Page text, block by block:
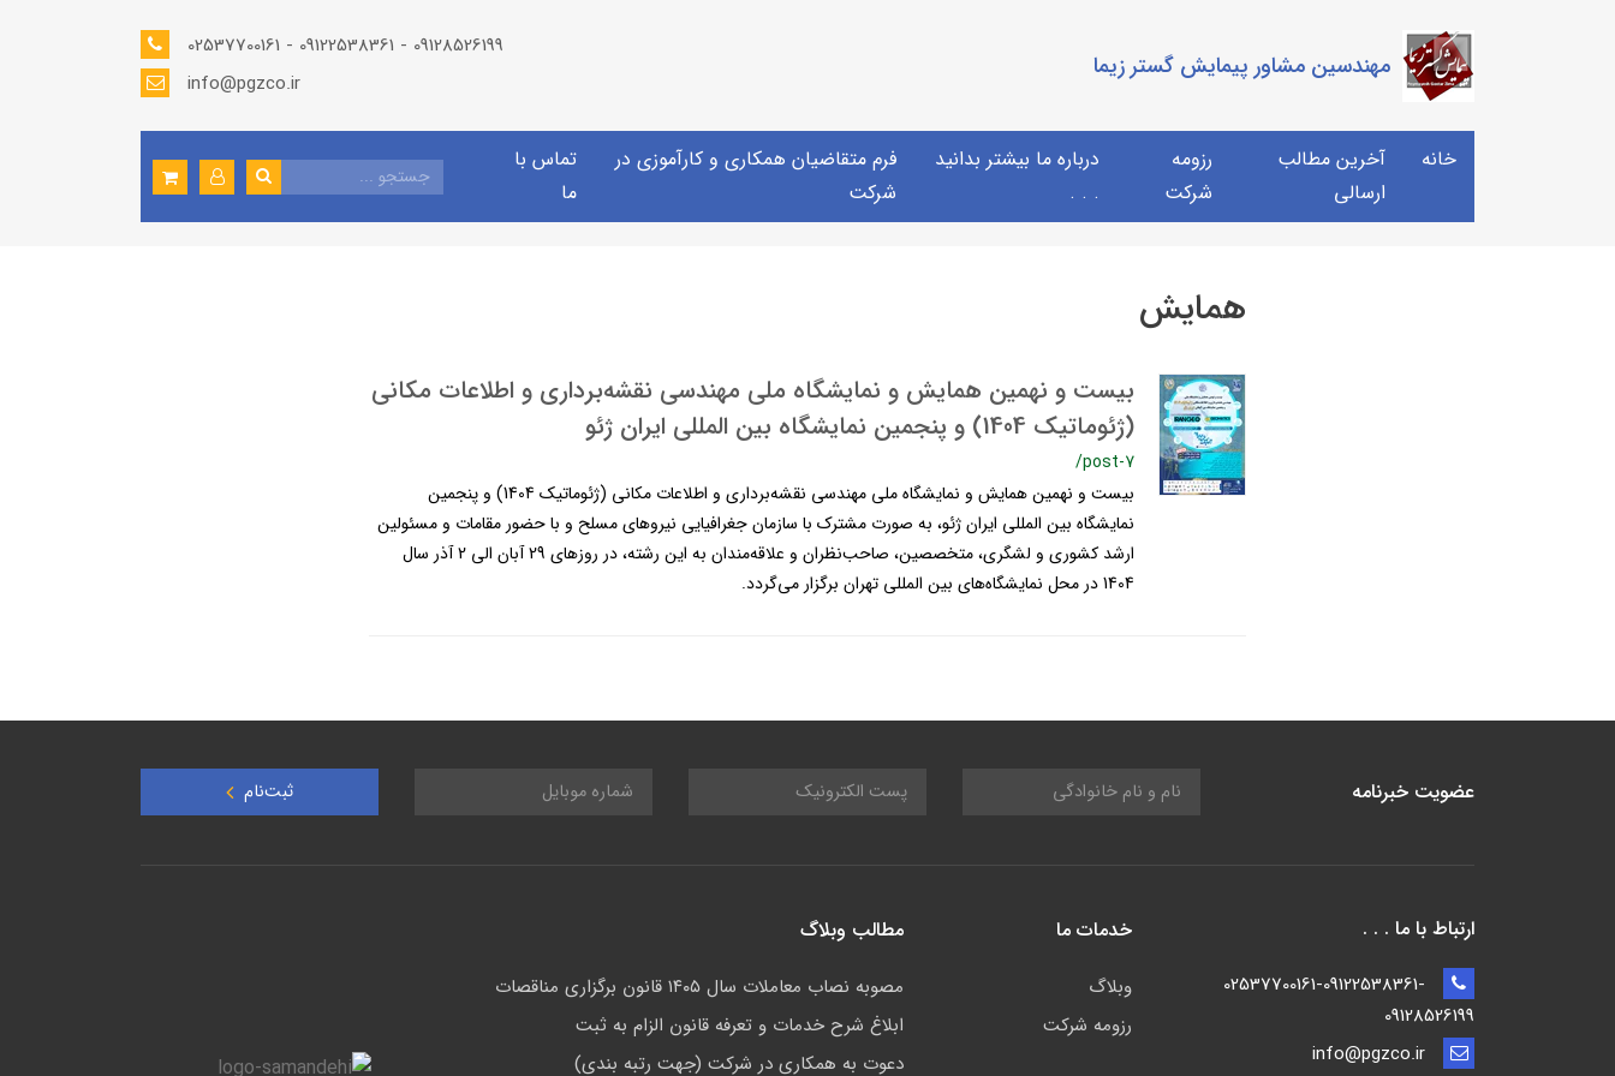
مهندسین مشاور پیمایش گستر زیما
02537700161 - 09122538361 - 09128526199
info@pgzco.ir
خانه
آخرین مطالب
ارسالی
رزومه
شرکت
درباره ما بیشتر بدانید
. . .
فرم متقاضیان همکاری و کارآموزی در
شرکت
تماس با
ما
همایش
بیست و نهمین همایش و نمایشگاه ملی مهندسی نقشه‌برداری و اطلاعات مکانی
(ژئوماتیک 1404) و پنجمین نمایشگاه بین المللی ایران ژئو
/post-7
بیست و نهمین همایش و نمایشگاه ملی مهندسی نقشه‌برداری و اطلاعات مکانی (ژئوماتیک 1404) و پنجمین
نمایشگاه بین المللی ایران ژئو، به صورت مشترک با سازمان جغرافیایی نیروهای مسلح و با حضور مقامات و مسئولین
ارشد کشوری و لشگری، متخصصین، صاحب‌نظران و علاقه‌مندان به این رشته، در روزهای 29 آبان الی 2 آذر سال
1404 در محل نمایشگاه‌های بین المللی تهران برگزار می‌گردد.
عضویت خبرنامه ثبت‌نام
ارتباط با ما . . .
02537700161-09122538361-
09128526199
خدمات ما
وبلاگ
رزومه شرکت
مطالب وبلاگ
مصوبه نصاب معاملات سال ۱۴۰۵ قانون برگزاری مناقصات
ابلاغ شرح خدمات و تعرفه قانون الزام به ثبت
دعوت به همکاری در شرکت (جهت رتبه بندی)